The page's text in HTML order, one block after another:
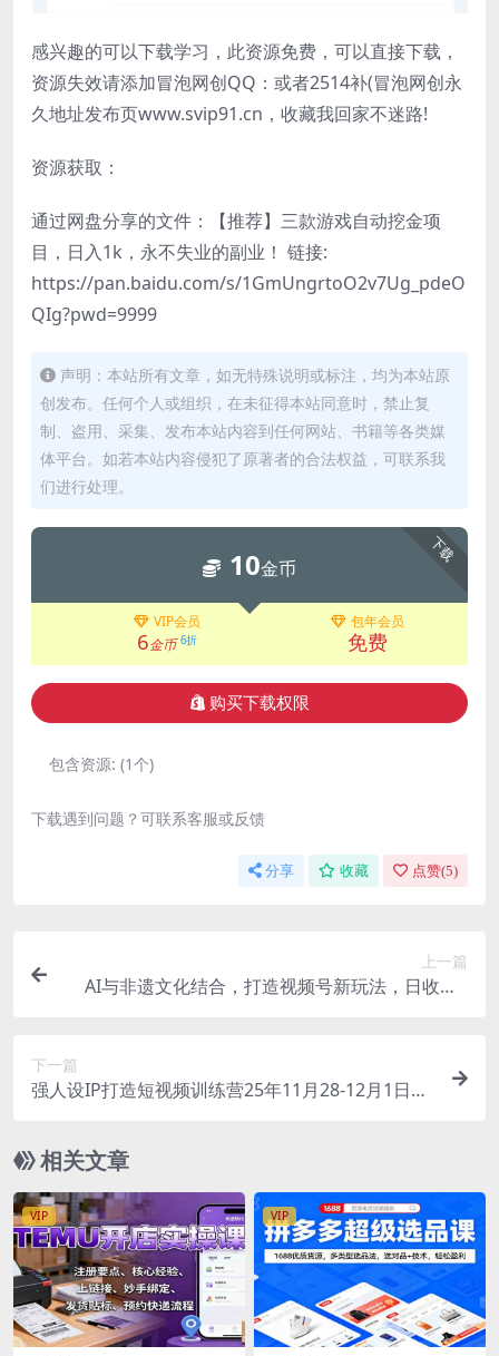
感兴趣的可以下载学习，此资源免费，可以直接下载，
资源失效请添加冒泡网创QQ：或者2514补(冒泡网创永
久地址发布页www.svip91.cn，收藏我回家不迷路!
资源获取：
通过网盘分享的文件：【推荐】三款游戏自动挖金项
目，日入1k，永不失业的副业！ 链接:
https://pan.baidu.com/s/1GmUngrtoO2v7Ug_pdeO
QIg?pwd=9999
声明：本站所有文章，如无特殊说明或标注，均为本站原
创发布。任何个人或组织，在未征得本站同意时，禁止复
制、盗用、采集、发布本站内容到任何网站、书籍等各类媒
体平台。如若本站内容侵犯了原著者的合法权益，可联系我
们进行处理。
下载
10金币
VIP会员
6金币 6折
包年会员
免费
购买下载权限
包含资源: (1个)
下载遇到问题？可联系客服或反馈
分享 收藏 点赞(5)
上一篇
AI与非遗文化结合，打造视频号新玩法，日收益6
下一篇
强人设IP打造短视频训练营25年11月28-12月1日，
相关文章
VIP VIP